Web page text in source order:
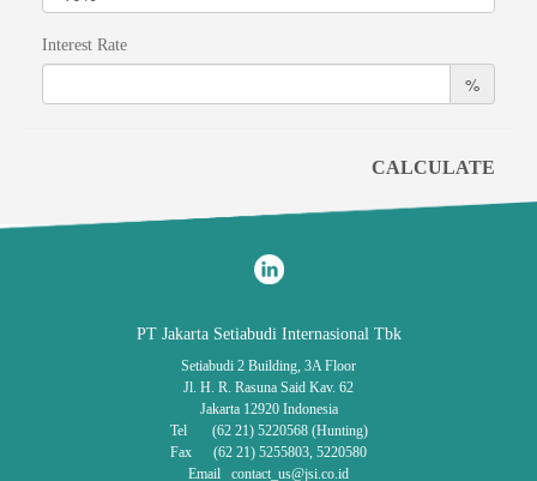
Interest Rate
%
CALCULATE
PT Jakarta Setiabudi Internasional Tbk
Setiabudi 2 Building, 3A Floor
Jl. H. R. Rasuna Said Kav. 62
Jakarta 12920 Indonesia
Tel (62 21) 5220568 (Hunting)
Fax (62 21) 5255803, 5220580
Email contact_us@jsi.co.id